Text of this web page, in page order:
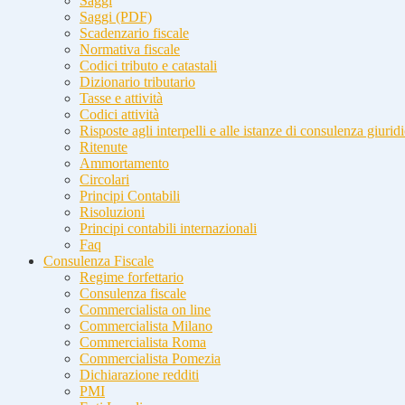
Saggi (PDF)
Scadenzario fiscale
Normativa fiscale
Codici tributo e catastali
Dizionario tributario
Tasse e attività
Codici attività
Risposte agli interpelli e alle istanze di consulenza
Ritenute
Ammortamento
Circolari
Principi Contabili
Risoluzioni
Principi contabili internazionali
Faq
Consulenza Fiscale
Regime forfettario
Consulenza fiscale
Commercialista on line
Commercialista Milano
Commercialista Roma
Commercialista Pomezia
Dichiarazione redditi
PMI